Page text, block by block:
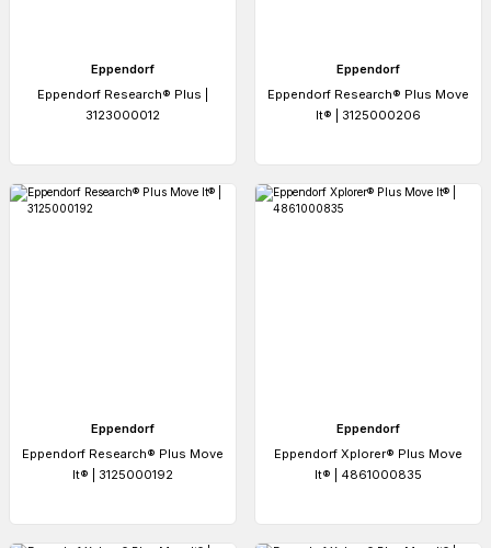
Eppendorf
Eppendorf Research® Plus |
3123000012
Eppendorf
Eppendorf Research® Plus Move
It® | 3125000206
Eppendorf
Eppendorf Research® Plus Move
It® | 3125000192
Eppendorf
Eppendorf Xplorer® Plus Move
It® | 4861000835